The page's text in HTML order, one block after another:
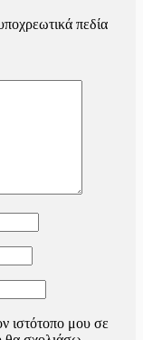
πεδία
ιστότοπο μου σε